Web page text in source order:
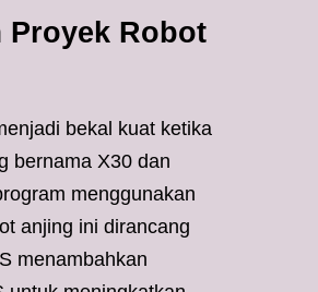
Proyek Robot
bekal kuat ketika
bernama X30 dan
menggunakan
anjing ini dirancang
menambahkan